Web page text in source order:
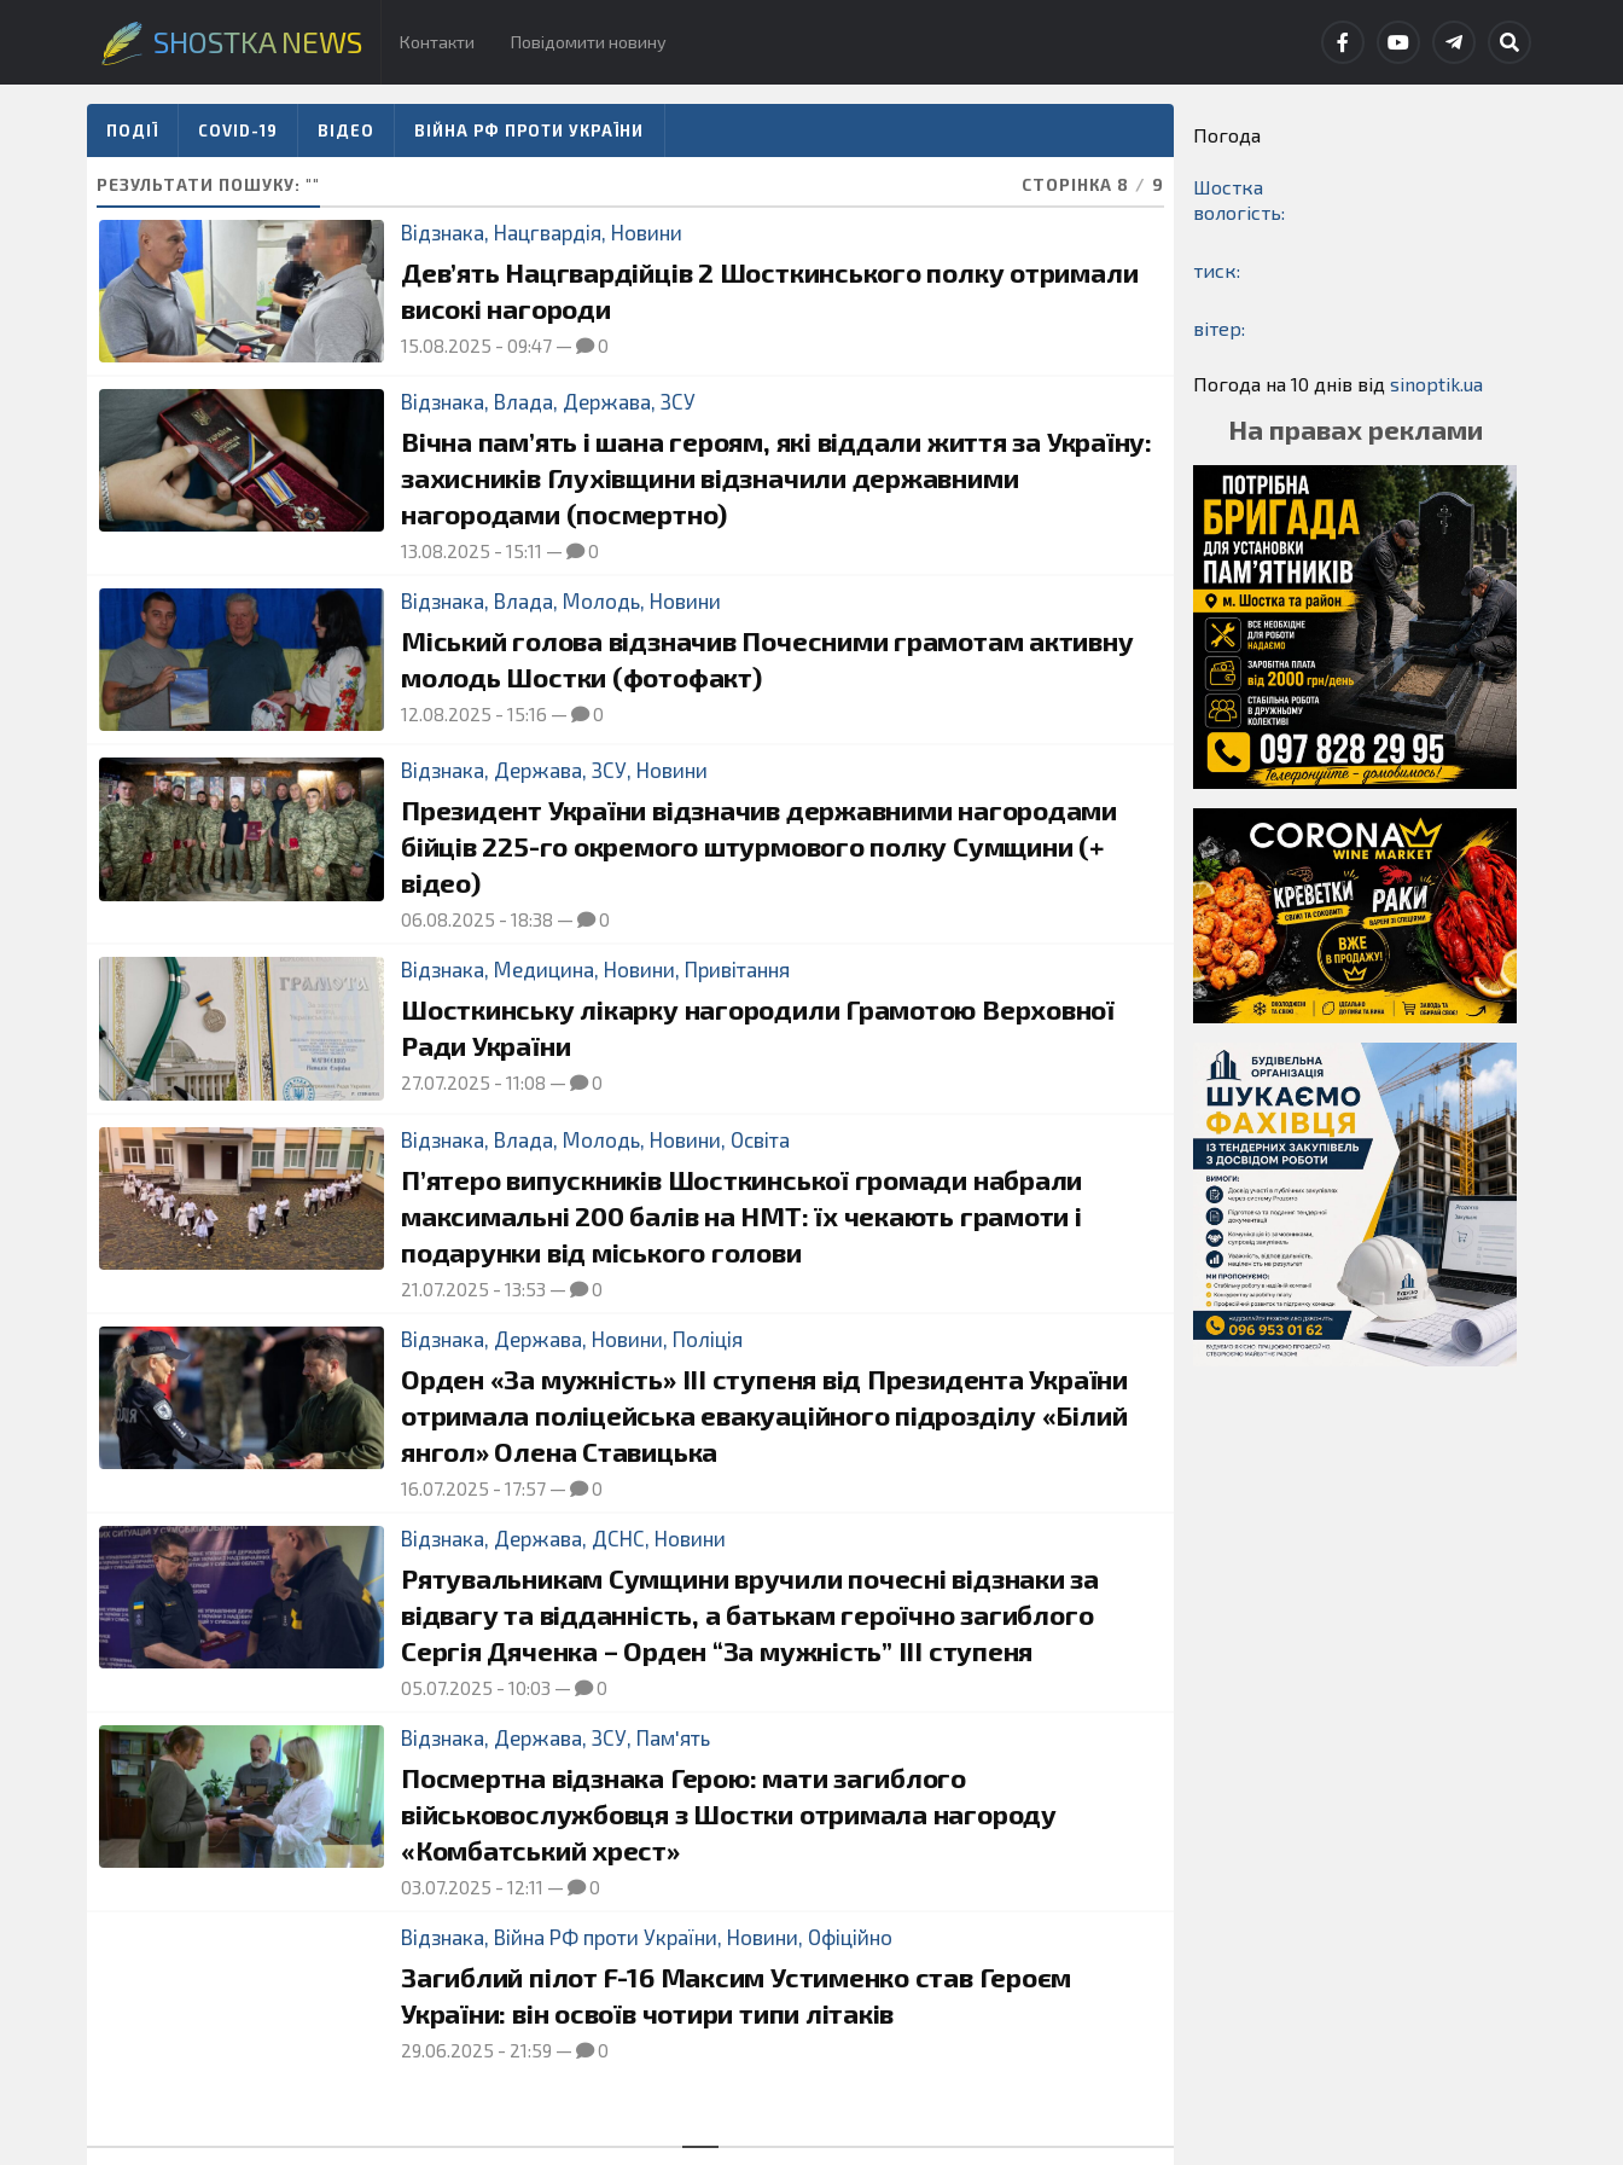
SHOSTKA NEWS Контакти Повідомити новину
ПОДІЇ COVID-19 ВІДЕО ВІЙНА РФ ПРОТИ УКРАЇНИ
РЕЗУЛЬТАТИ ПОШУКУ: "" СТОРІНКА 8 / 9
Відзнака, Нацгвардія, Новини
Дев’ять Нацгвардійців 2 Шосткинського полку отримали
високі нагороди
15.08.2025 - 09:47 — 0
Відзнака, Влада, Держава, ЗСУ
Вічна пам’ять і шана героям, які віддали життя за Україну:
захисників Глухівщини відзначили державними
нагородами (посмертно)
13.08.2025 - 15:11 — 0
Відзнака, Влада, Молодь, Новини
Міський голова відзначив Почесними грамотам активну
молодь Шостки (фотофакт)
12.08.2025 - 15:16 — 0
Відзнака, Держава, ЗСУ, Новини
Президент України відзначив державними нагородами
бійців 225-го окремого штурмового полку Сумщини (+
відео)
06.08.2025 - 18:38 — 0
Відзнака, Медицина, Новини, Привітання
Шосткинську лікарку нагородили Грамотою Верховної
Ради України
27.07.2025 - 11:08 — 0
Відзнака Влада Молодь Новини Освіта
П’ятеро випускників Шосткинської громади набрали
максимальні 200 балів на НМТ: їх чекають грамоти і
подарунки від міського голови
21.07.2025 - 13:53 — 0
Відзнака Держава Новини Поліція
Орден «За мужність» ІІІ ступеня від Президента України
отримала поліцейська евакуаційного підрозділу «Білий
янгол» Олена Ставицька
16.07.2025 - 17:57 — 0
Відзнака Держава ДСНС Новини
Рятувальникам Сумщини вручили почесні відзнаки за
відвагу та відданність, а батькам героїчно загиблого
Сергія Дяченка – Орден “За мужність” ІІІ ступеня
05.07.2025 - 10:03 — 0
Відзнака Держава ЗСУ Пам'ять
Посмертна відзнака Герою: мати загиблого
військовослужбовця з Шостки отримала нагороду
«Комбатський хрест»
03.07.2025 - 12:11 — 0
Відзнака Війна РФ проти України Новини Офіційно
Загиблий пілот F-16 Максим Устименко став Героєм
України: він освоїв чотири типи літаків
29.06.2025 - 21:59 — 0
Погода
Шостка
вологість:
тиск:
вітер:
Погода на 10 днів від sinoptik.ua
На правах реклами